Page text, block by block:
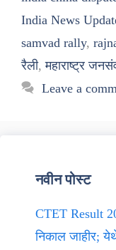
India News
samvad rally,
रैली,महाराष्ट्र
Leave a
नवीन पोस्ट
CTET Result
निकाल जाहीर;